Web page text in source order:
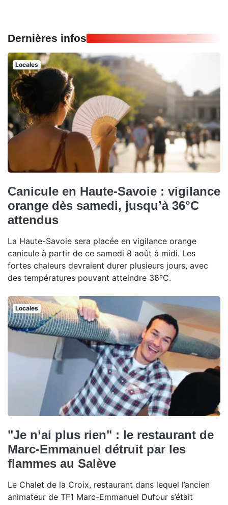
Dernières infos
Locales
Canicule en Haute-Savoie : vigilance
orange dès samedi, jusqu’à 36°C
attendus
La Haute-Savoie sera placée en vigilance orange
canicule à partir de ce samedi 8 août à midi. Les
fortes chaleurs devraient durer plusieurs jours, avec
des températures pouvant atteindre 36°C.
Locales
"Je n’ai plus rien" : le restaurant de
Marc-Emmanuel détruit par les
flammes au Salève
Le Chalet de la Croix, restaurant dans lequel l’ancien
animateur de TF1 Marc-Emmanuel Dufour s’était